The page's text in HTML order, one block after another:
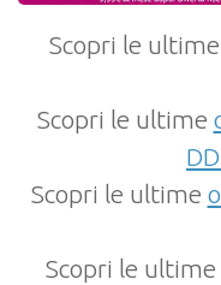
Scopri le ultime
Scopri le ultime
Scopri le ultime
Scopri le ultime